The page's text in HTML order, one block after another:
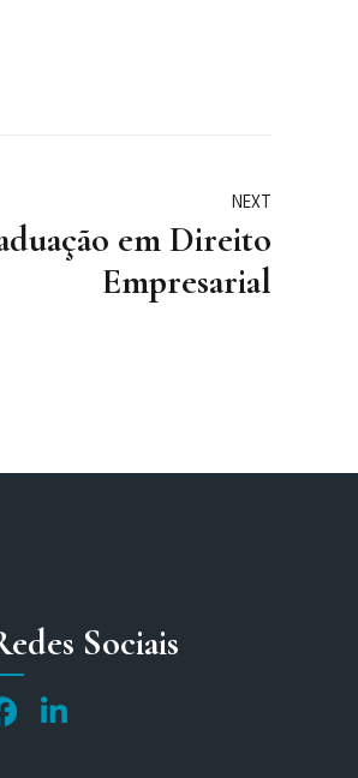
NEXT
em Direito
Empresarial
Sociais